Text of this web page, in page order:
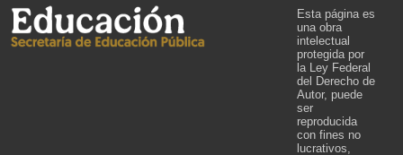
Esta página es
una obra
intelectual
protegida por
la Ley Federal
del Derecho de
Autor, puede
ser
reproducida
con fines no
lucrativos,